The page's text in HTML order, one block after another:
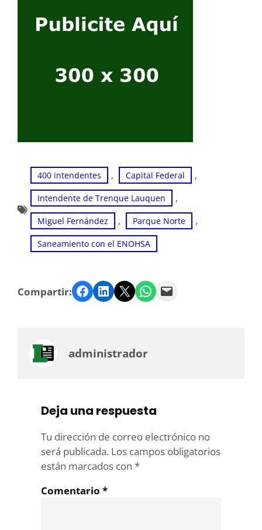
400 intendentes , Capital Federal ,
Intendente de Trenque Lauquen ,
Miguel Fernández , Parque Norte ,
Saneamiento con el ENOHSA
Compartir: Facebook LinkedIn Twitter WhatsApp Email
administrador
Deja una respuesta
Tu dirección de correo electrónico no
será publicada. Los campos obligatorios
están marcados con *
Comentario *